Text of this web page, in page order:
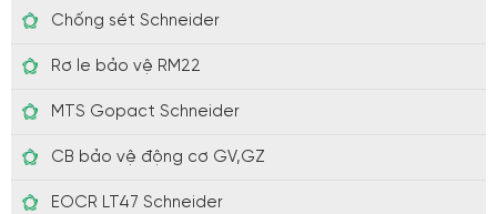
Chống sét Schneider
Rơ le bảo vệ RM22
MTS Gopact Schneider
CB bảo vệ động cơ GV,GZ
EOCR LT47 Schneider